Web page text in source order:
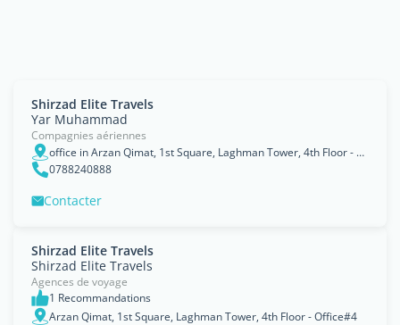
Shirzad Elite Travels
Yar Muhammad
Compagnies aériennes
office in Arzan Qimat, 1st Square, Laghman Tower, 4th Floor - Office#4
0788240888
Contacter
Shirzad Elite Travels
Shirzad Elite Travels
Agences de voyage
1 Recommandations
Arzan Qimat, 1st Square, Laghman Tower, 4th Floor - Office#4